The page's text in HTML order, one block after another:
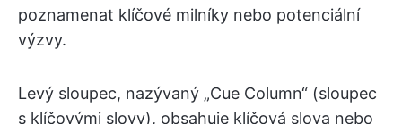
poznamenat klíčové milníky nebo potenciální
výzvy.
Levý sloupec, nazývaný „Cue Column“ (sloupec
s klíčovými slovy), obsahuje klíčová slova nebo